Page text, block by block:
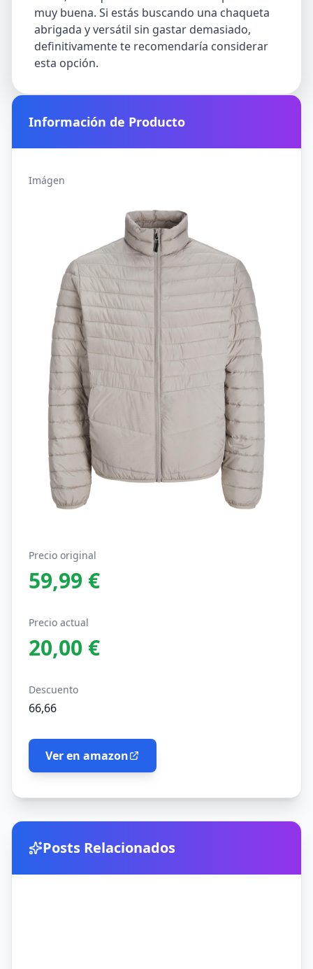
muy buena. Si estás buscando una chaqueta
abrigada y versátil sin gastar demasiado,
definitivamente te recomendaría considerar
esta opción.
Información de Producto
Imágen
Precio original
59,99 €
Precio actual
20,00 €
Descuento
66,66
Ver en amazon
Posts Relacionados